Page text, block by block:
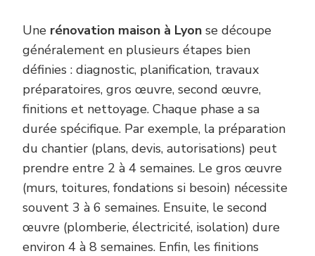
Une rénovation maison à Lyon se découpe
généralement en plusieurs étapes bien
définies : diagnostic, planification, travaux
préparatoires, gros œuvre, second œuvre,
finitions et nettoyage. Chaque phase a sa
durée spécifique. Par exemple, la préparation
du chantier (plans, devis, autorisations) peut
prendre entre 2 à 4 semaines. Le gros œuvre
(murs, toitures, fondations si besoin) nécessite
souvent 3 à 6 semaines. Ensuite, le second
œuvre (plomberie, électricité, isolation) dure
environ 4 à 8 semaines. Enfin, les finitions